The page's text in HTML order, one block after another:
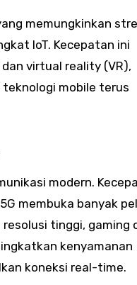
memungkinkan
IoT. Kecepatan ini
virtual reality (VR),
mobile terus
modern.
membuka banyak
tinggi, gaming
kenyamanan
koneksi real-time.